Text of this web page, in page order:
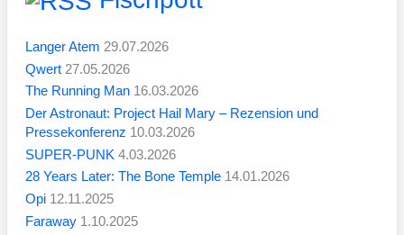
Langer Atem 29.07.2026
Qwert 27.05.2026
The Running Man 16.03.2026
Der Astronaut: Project Hail Mary – Rezension und
Pressekonferenz 10.03.2026
SUPER-PUNK 4.03.2026
28 Years Later: The Bone Temple 14.01.2026
Opi 12.11.2025
Faraway 1.10.2025